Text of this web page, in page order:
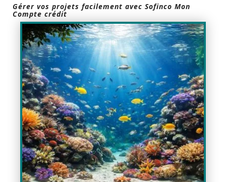
Gérer vos projets facilement avec Sofinco Mon
Compte crédit